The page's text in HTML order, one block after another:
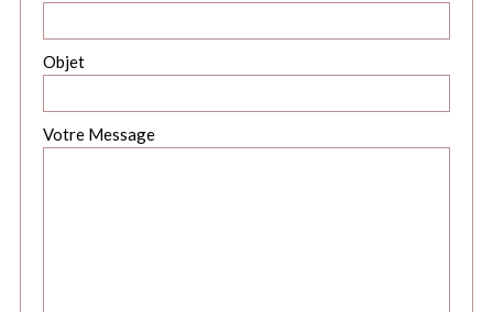
Objet
Votre Message